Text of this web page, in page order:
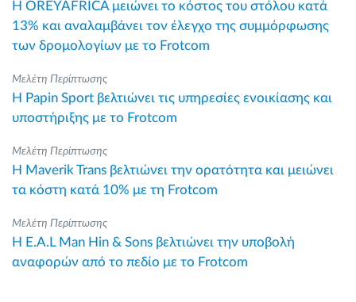
Η OREYAFRICA μειώνει το κόστος του στόλου κατά
13% και αναλαμβάνει τον έλεγχο της συμμόρφωσης
των δρομολογίων με το Frotcom
Μελέτη Περίπτωσης
Η Papin Sport βελτιώνει τις υπηρεσίες ενοικίασης και
υποστήριξης με το Frotcom
Μελέτη Περίπτωσης
Η Maverik Trans βελτιώνει την ορατότητα και μειώνει
τα κόστη κατά 10% με τη Frotcom
Μελέτη Περίπτωσης
Η E.A.L Man Hin & Sons βελτιώνει την υποβολή
αναφορών από το πεδίο με το Frotcom